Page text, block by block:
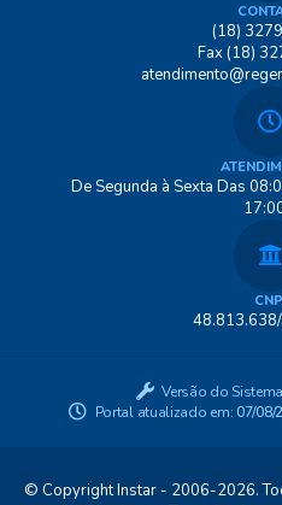
(18)
Fax (18)
De Segunda à Sexta Das
Versão do
Portal atualizado em: 07/08/
© Copyright Instar - 2006-2026.